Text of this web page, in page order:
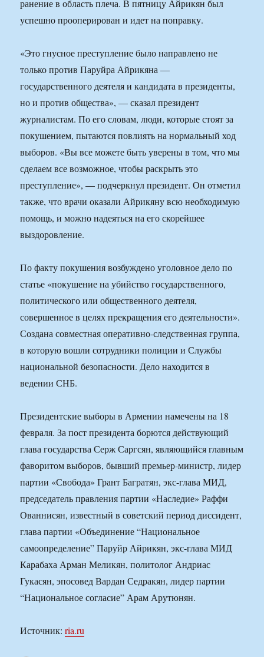
ранение в область плеча. В пятницу Айрикян был
успешно прооперирован и идет на поправку.
«Это гнусное преступление было направлено не
только против Паруйра Айрикяна —
государственного деятеля и кандидата в президенты,
но и против общества», — сказал президент
журналистам. По его словам, люди, которые стоят за
покушением, пытаются повлиять на нормальный ход
выборов. «Вы все можете быть уверены в том, что мы
сделаем все возможное, чтобы раскрыть это
преступление», — подчеркнул президент. Он отметил
также, что врачи оказали Айрикяну всю необходимую
помощь, и можно надеяться на его скорейшее
выздоровление.
По факту покушения возбуждено уголовное дело по
статье «покушение на убийство государственного,
политического или общественного деятеля,
совершенное в целях прекращения его деятельности».
Создана совместная оперативно-следственная группа,
в которую вошли сотрудники полиции и Службы
национальной безопасности. Дело находится в
ведении СНБ.
Президентские выборы в Армении намечены на 18
февраля. За пост президента борются действующий
глава государства Серж Саргсян, являющийся главным
фаворитом выборов, бывший премьер-министр, лидер
партии «Свобода» Грант Багратян, экс-глава МИД,
председатель правления партии «Наследие» Раффи
Ованнисян, известный в советский период диссидент,
глава партии «Объединение “Национальное
самоопределение” Паруйр Айрикян, экс-глава МИД
Карабаха Арман Меликян, политолог Андриас
Гукасян, эпосовед Вардан Седракян, лидер партии
“Национальное согласие” Арам Арутюнян.
Источник:ria.ru